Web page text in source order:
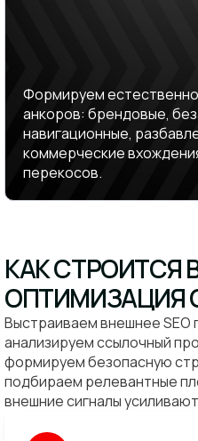
Формируем
анкоров: брендовые,
навигационные,
коммерческие
перекосов.
КАК СТРОИТСЯ
ОПТИМИЗАЦИЯ
Выстраиваем внешнее SEO
анализируем ссылочный
формируем безопасную
подбираем релевантные
внешние сигналы